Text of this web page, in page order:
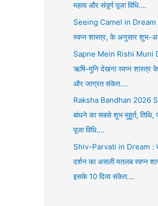
महत्व और संपूर्ण पूजा विधि….
Seeing Camel in
स्वप्न शास्त्र, के अनुसार
Sapne Mein Rishi Muni
ऋषि-मुनि देखना स्वप्न शास्त्र
और जाग्रत संकेत….
Raksha Bandhan 2026
बांधने का सबसे शुभ मुहूर्त, तिथि,
पूजा विधि….
Shiv-Parvati in Dream :
दर्शन का असली मतलब स्वप्न
इसके 10 दिव्य संकेत….